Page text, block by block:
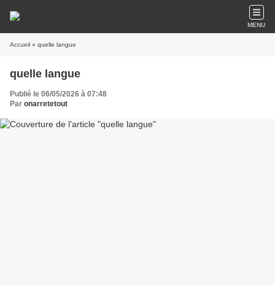
MENU
Accueil » quelle langue
quelle langue
Publié le 06/05/2026 à 07:48
Par onarretetout